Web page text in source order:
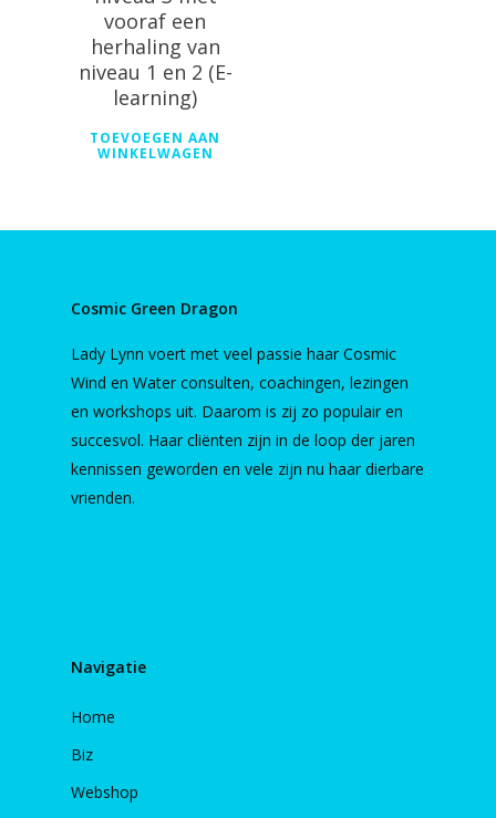
vooraf een
herhaling van
niveau 1 en 2 (E-
learning)
TOEVOEGEN AAN
WINKELWAGEN
Cosmic Green Dragon
Lady Lynn voert met veel passie haar Cosmic
Wind en Water consulten, coachingen, lezingen
en workshops uit. Daarom is zij zo populair en
succesvol. Haar cliënten zijn in de loop der jaren
kennissen geworden en vele zijn nu haar dierbare
vrienden.
Navigatie
Home
Biz
Webshop